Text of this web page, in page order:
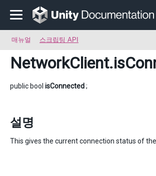
매뉴얼 스크립팅 API
NetworkClient
public bool isConnected;
설명
This gives the current connection status of